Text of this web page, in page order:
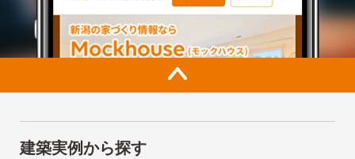
建築実例から探す